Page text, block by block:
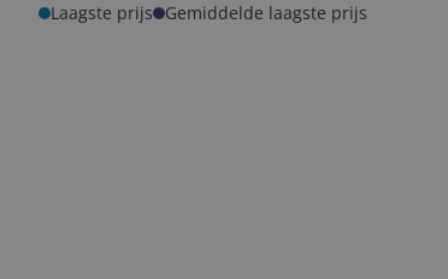
Laagste prijs Gemiddelde laagste prijs